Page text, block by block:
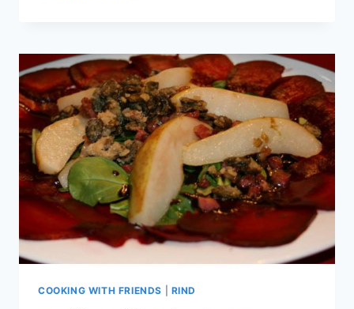
(AUFGETAUCHT)
COOKING WITH FRIENDS RIND